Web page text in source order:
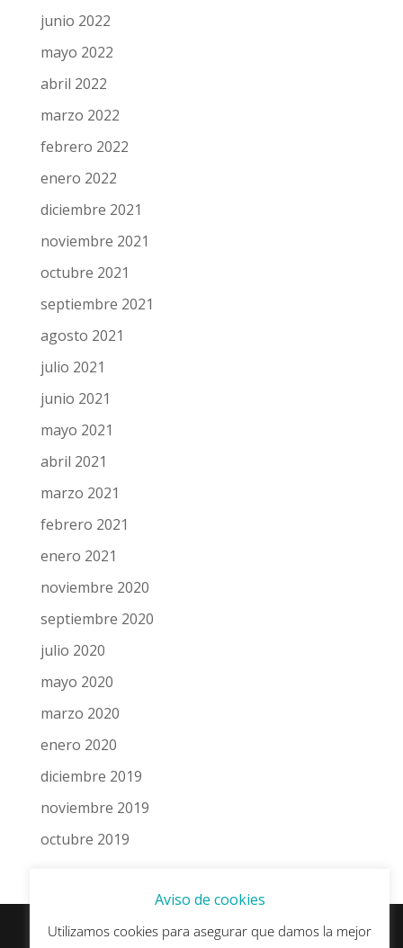
junio 2022
mayo 2022
abril 2022
marzo 2022
febrero 2022
enero 2022
diciembre 2021
noviembre 2021
octubre 2021
septiembre 2021
agosto 2021
julio 2021
junio 2021
mayo 2021
abril 2021
marzo 2021
febrero 2021
enero 2021
noviembre 2020
septiembre 2020
julio 2020
mayo 2020
marzo 2020
enero 2020
diciembre 2019
noviembre 2019
octubre 2019
Aviso de cookies
Utilizamos cookies para asegurar que damos la mejor